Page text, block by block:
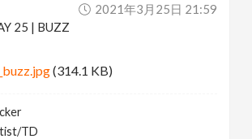
2021年3月25日 21:59
25 | BUZZ
(314.1 KB)
TD